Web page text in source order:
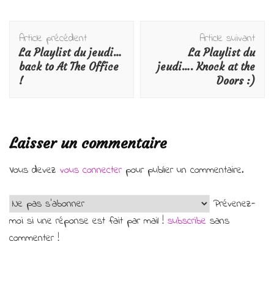
Navigation
d'article
Article précédent
La Playlist du jeudi…
back to At The Office
!
Article suivant
La Playlist du
jeudi…. Knock at the
Doors :)
Laisser un commentaire
Vous devez vous connecterpour publier un commentaire.
Prévenez-
moi si une réponse est fait par mail ! subscribe sans
commenter !